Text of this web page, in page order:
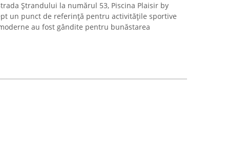
Ștrandului la numărul 53, Piscina Plaisir by
un punct de referință pentru activitățile sportive
au fost gândite pentru bunăstarea